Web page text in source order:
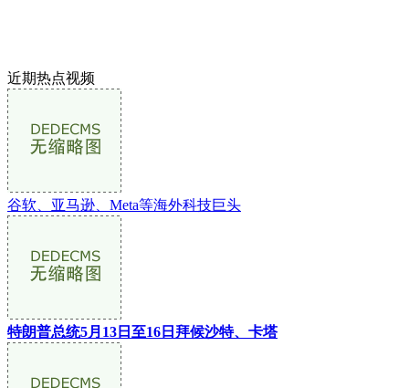
近期热点视频
谷软、亚马逊、Meta等海外科技巨头
特朗普总统5月13日至16日拜候沙特、卡塔